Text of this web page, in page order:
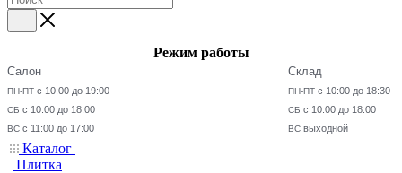
Режим работы
Салон
ПН-ПТ с 10:00 до 19:00
СБ с 10:00 до 18:00
ВС с 11:00 до 17:00
Склад
ПН-ПТ с 10:00 до 18:30
СБ с 10:00 до 18:00
ВС выходной
Каталог
Плитка